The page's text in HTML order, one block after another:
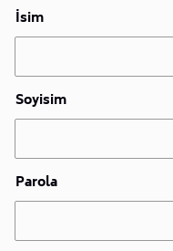
İsim
Soyisim
Parola